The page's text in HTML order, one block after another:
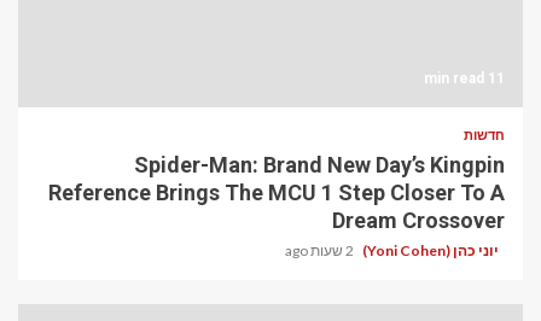
11 min read
חדשות
Spider-Man: Brand New Day’s Kingpin
Reference Brings The MCU 1 Step Closer To A
Dream Crossover
יוני כהן (Yoni Cohen) 2 שעות ago